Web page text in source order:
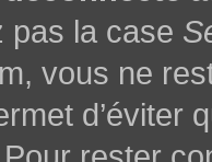
pas la case
vous ne
d’éviter